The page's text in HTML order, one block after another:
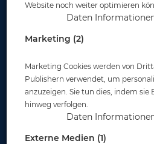
Website noch weiter optimieren
Daten
Marketing (2)
Marketing Cookies werden von
Publishern verwendet, um
anzuzeigen. Sie tun dies, indem sie
hinweg verfolgen.
Daten
Externe Medien (1)